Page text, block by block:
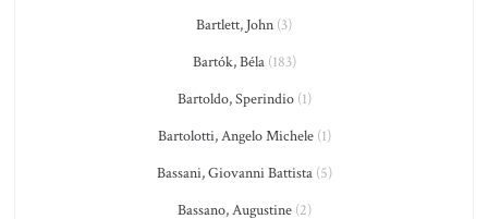
Bartlett, John (3)
Bartók, Béla(183)
Bartoldo, Sperindio(1)
Bartolotti, Angelo Michele(1)
Bassani, Giovanni Battista(5)
Bassano, Augustine(2)